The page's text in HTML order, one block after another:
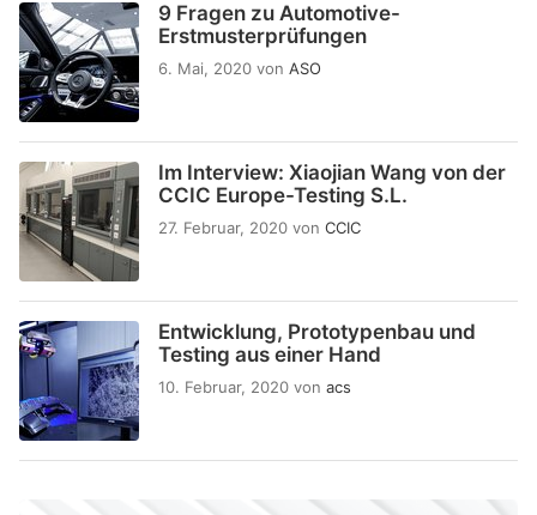
9 Fragen zu Automotive-
Erstmusterprüfungen
6. Mai, 2020 von ASO
Im Interview: Xiaojian Wang von der
CCIC Europe-Testing S.L.
27. Februar, 2020 von CCIC
Entwicklung, Prototypenbau und
Testing aus einer Hand
10. Februar, 2020 von acs